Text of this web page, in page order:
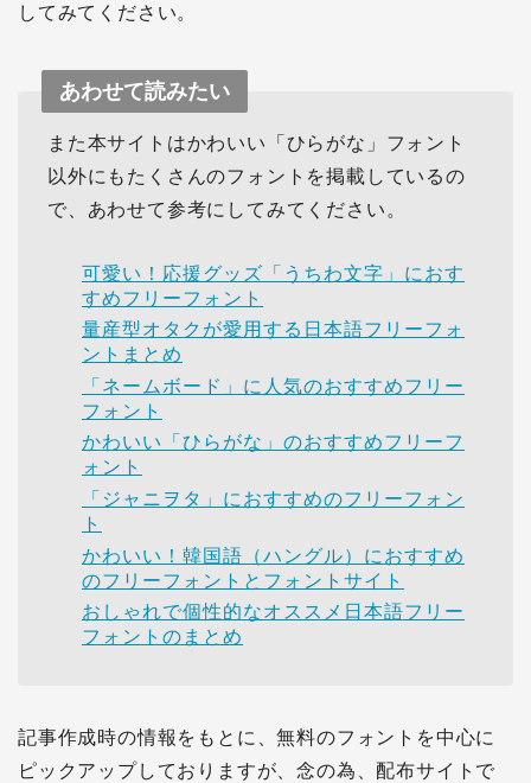
してみてください。
あわせて読みたい
また本サイトはかわいい「ひらがな」フォント
以外にもたくさんのフォントを掲載しているの
で、あわせて参考にしてみてください。
可愛い！応援グッズ「うちわ文字」におす
すめフリーフォント
量産型オタクが愛用する日本語フリーフォ
ントまとめ
「ネームボード」に人気のおすすめフリー
フォント
かわいい「ひらがな」のおすすめフリーフ
ォント
「ジャニヲタ」におすすめのフリーフォン
ト
かわいい！韓国語（ハングル）におすすめ
のフリーフォントとフォントサイト
おしゃれで個性的なオススメ日本語フリー
フォントのまとめ
記事作成時の情報をもとに、無料のフォントを中心に
ピックアップしておりますが、念の為、配布サイトで